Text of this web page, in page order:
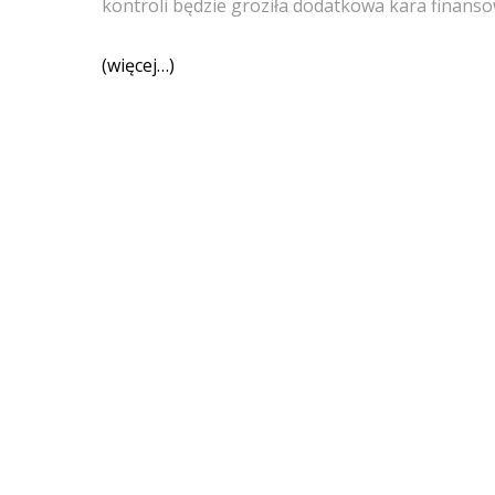
kontroli będzie groziła dodatkowa kara
(więcej…)